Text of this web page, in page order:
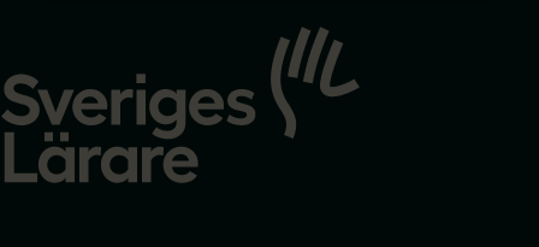
startsidan